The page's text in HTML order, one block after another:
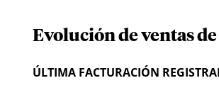
Evolución de ventas de
ÚLTIMA FACTURACIÓN